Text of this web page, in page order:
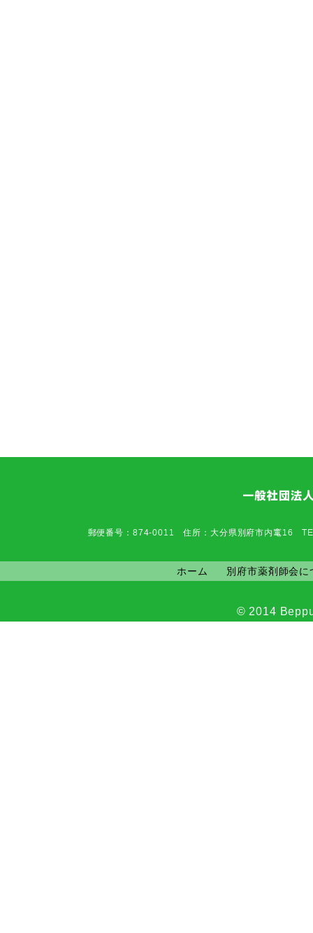
郵便番号：874-0011 住所：大分県別府市内竃16
ホーム 別府市薬剤師会に
© 2014